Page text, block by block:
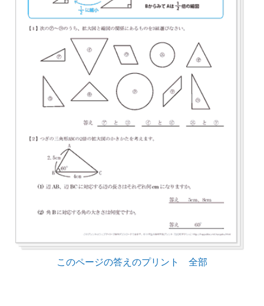
このページの答えのプリント 全部